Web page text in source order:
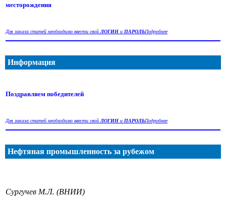
месторождения
Для заказа статей необходимо ввести свойЛОГИН и ПАРОЛЬПодробнее
Информация
Поздравляем победителей
Для заказа статей необходимо ввести свойЛОГИН и ПАРОЛЬПодробнее
Нефтяная промышленность за рубежом
Сургучев М.Л. (ВНИИ)